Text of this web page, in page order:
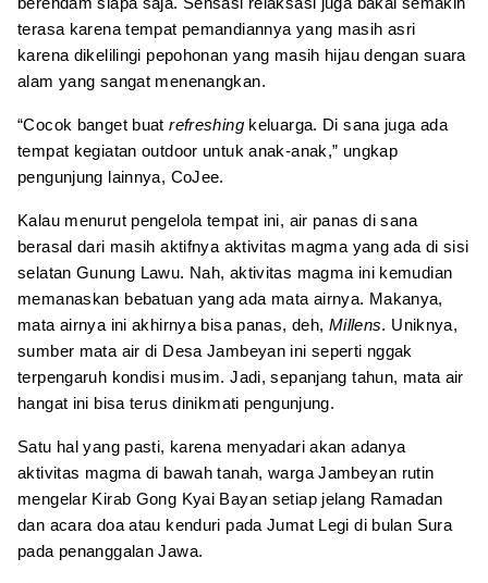
terasa karena tempat pemandiannya yang masih asri
karena dikelilingi pepohonan yang masih hijau dengan suara
alam yang sangat menenangkan.
“Cocok banget buatrefreshingkeluarga. Di sana juga ada
tempat kegiatan outdoor untuk anak-anak,” ungkap
pengunjung lainnya, CoJee.
Kalau menurut pengelola tempat ini, air panas di sana
berasal dari masih aktifnya aktivitas magma yang ada di sisi
selatan Gunung Lawu. Nah, aktivitas magma ini kemudian
memanaskan bebatuan yang ada mata airnya. Makanya,
mata airnya ini akhirnya bisa panas, deh, Millens. Uniknya,
sumber mata air di Desa Jambeyan ini seperti nggak
terpengaruh kondisi musim. Jadi, sepanjang tahun, mata air
hangat ini bisa terus dinikmati pengunjung.
Satu hal yang pasti, karena menyadari akan adanya
aktivitas magma di bawah tanah, warga Jambeyan rutin
mengelar Kirab Gong Kyai Bayan setiap jelang Ramadan
dan acara doa atau kenduri pada Jumat Legi di bulan Sura
pada penanggalan Jawa.